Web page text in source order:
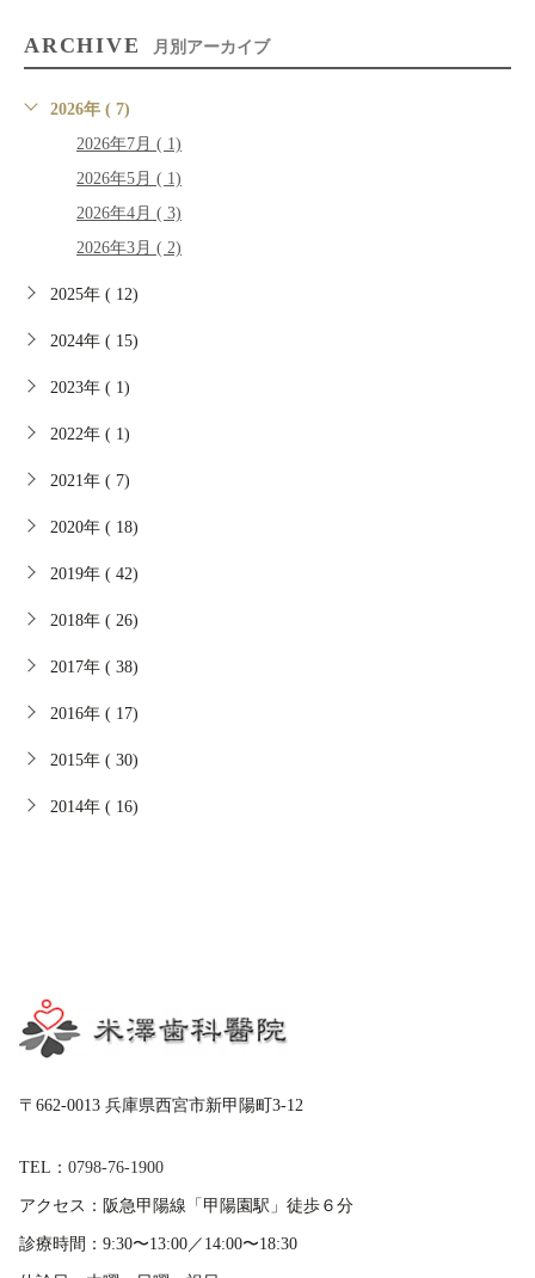
ARCHIVE 月別アーカイブ
2026年 ( 7)
2026年7月 ( 1)
2026年5月 ( 1)
2026年4月 ( 3)
2026年3月 ( 2)
2025年 ( 12)
2024年 ( 15)
2023年 ( 1)
2022年 ( 1)
2021年 ( 7)
2020年 ( 18)
2019年 ( 42)
2018年 ( 26)
2017年 ( 38)
2016年 ( 17)
2015年 ( 30)
2014年 ( 16)
〒662-0013 兵庫県西宮市新甲陽町3-12
TEL： 0798-76-1900
アクセス： 阪急甲陽線「甲陽園駅」徒歩６分
診療時間： 9:30〜13:00／14:00〜18:30